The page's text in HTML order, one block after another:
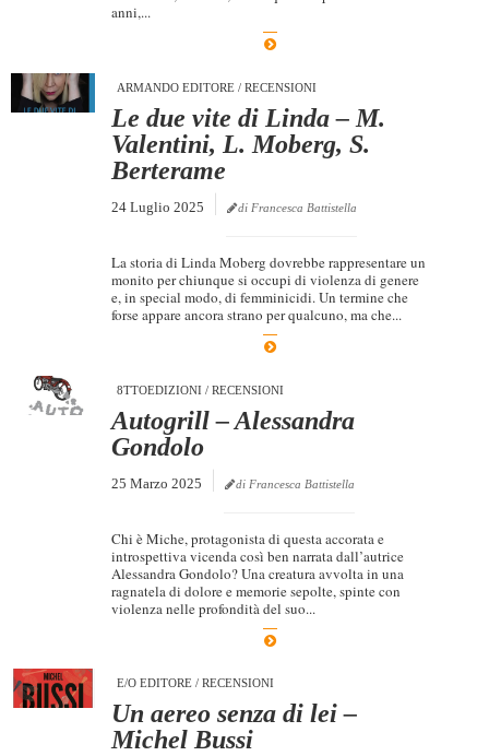
anni,...
ARMANDO EDITORE/ RECENSIONI
Le due vite di Linda – M.
Valentini, L. Moberg, S.
Berterame
24 Luglio 2025 di Francesca Battistella
La storia di Linda Moberg dovrebbe rappresentare un
monito per chiunque si occupi di violenza di genere
e, in special modo, di femminicidi. Un termine che
forse appare ancora strano per qualcuno, ma che...
8TTOEDIZIONI / RECENSIONI
Autogrill – Alessandra
Gondolo
25 Marzo 2025 di Francesca Battistella
Chi è Miche, protagonista di questa accorata e
introspettiva vicenda così ben narrata dall’autrice
Alessandra Gondolo? Una creatura avvolta in una
ragnatela di dolore e memorie sepolte, spinte con
violenza nelle profondità del suo...
E/O EDITORE/ RECENSIONI
Un aereo senza di lei –
Michel Bussi